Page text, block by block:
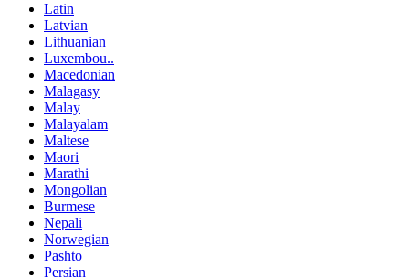
Latin
Latvian
Lithuanian
Luxembou..
Macedonian
Malagasy
Malay
Malayalam
Maltese
Maori
Marathi
Mongolian
Burmese
Nepali
Norwegian
Pashto
Persian